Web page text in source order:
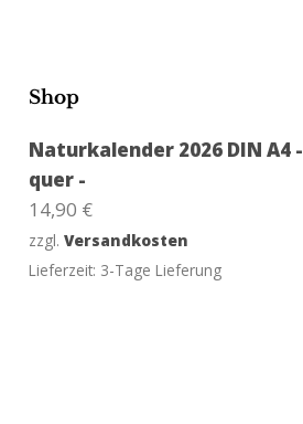
Shop
Naturkalender 2026 DIN A4 -
quer -
14,90 €
zzgl.Versandkosten
Lieferzeit: 3-Tage Lieferung